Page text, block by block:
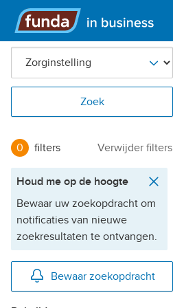
Hoofdmenu
Zoek
0 filters Verwijder filters
Houd me op de hoogte
Bewaar uw zoekopdracht om
notificaties van nieuwe
zoekresultaten te ontvangen.
Actieve
filters
Bewaar zoekopdracht